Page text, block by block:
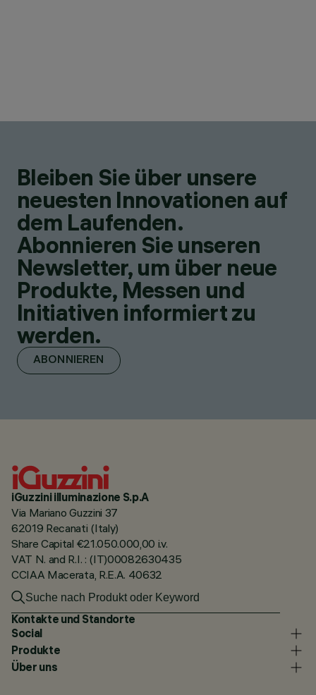
Bleiben Sie über unsere
neuesten Innovationen auf
dem Laufenden.
Abonnieren Sie unseren
Newsletter, um über neue
Produkte, Messen und
Initiativen informiert zu
werden.
ABONNIEREN
iGuzzini illuminazione S.p.A
Via Mariano Guzzini 37
62019 Recanati (Italy)
Share Capital €21.050.000,00 i.v.
VAT N. and R.I. : (IT)00082630435
CCIAA Macerata, R.E.A. 40632
Kontakte und Standorte
Social
Produkte
Über uns